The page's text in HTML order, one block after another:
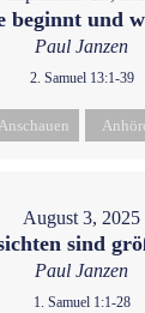
beginnt und
Paul Janzen
2. Samuel 13:1-39
Anschauen
August 3, 2025
sind
Paul Janzen
1. Samuel 1:1-28